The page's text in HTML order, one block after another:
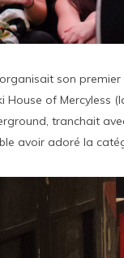
son
House of Mercyless
tranchait
avoir adoré la